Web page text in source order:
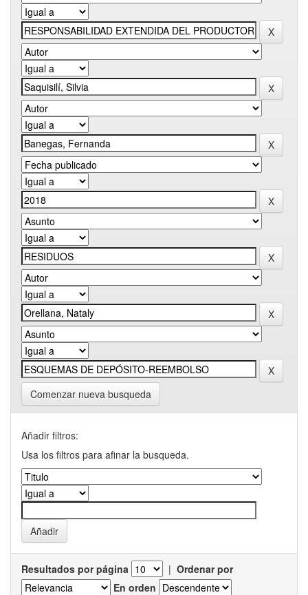
Comenzar nueva busqueda
Añadir filtros:
Usa los filtros para afinar la busqueda.
Resultados por página | Ordenar por
En orden